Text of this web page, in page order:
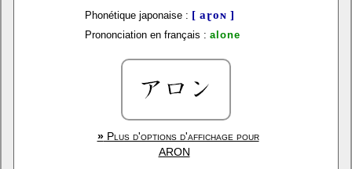
Phonétique japonaise : [ aɽoɴ ]
Prononciation en français : alone
»Plus d'options d'affichage pour
ARON